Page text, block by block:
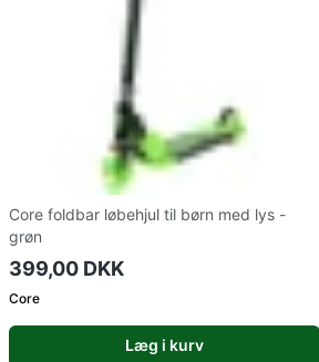
Core foldbar løbehjul til børn med lys -
grøn
399,00 DKK
Core
Læg i kurv